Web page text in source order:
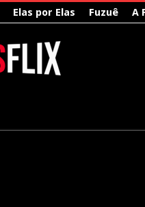
Elas por Elas Fuzuê A